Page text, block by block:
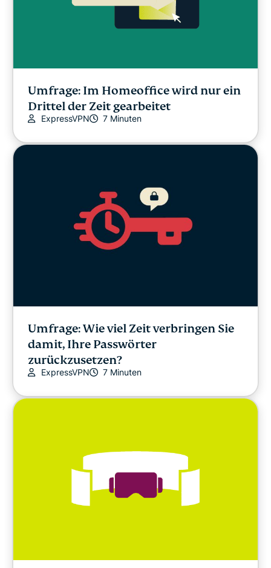
Umfrage: Im Homeoffice wird nur ein
Drittel der Zeit gearbeitet
ExpressVPN 7 Minuten
Umfrage: Wie viel Zeit verbringen Sie
damit, Ihre Passwörter
zurückzusetzen?
ExpressVPN 7 Minuten